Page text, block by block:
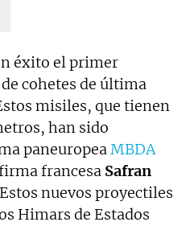
éxito el primer
cohetes de última
misiles, que tienen
han sido
paneuropeaMBDA
francesa Safran
nuevos proyectiles
Himars de Estados